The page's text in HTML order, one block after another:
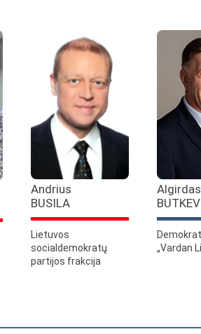
Andrius
BUSILA
Lietuvos
socialdemokratų
partijos frakcija
Algirdas
„Vardan